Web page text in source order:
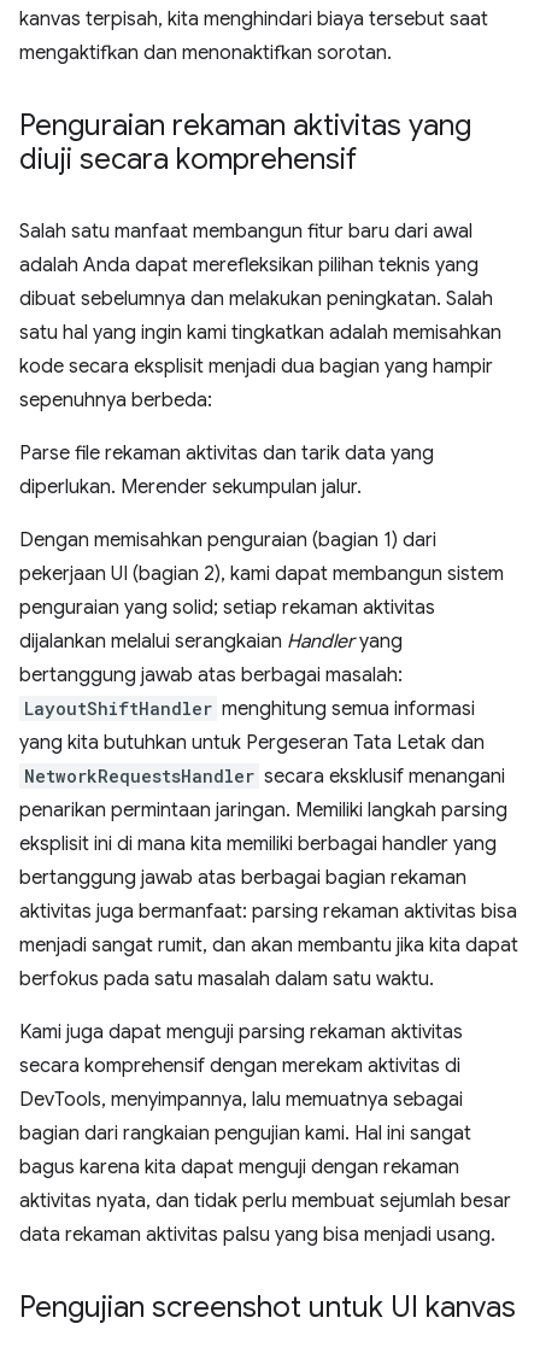
kanvas terpisah, kita menghindari biaya tersebut saat
mengaktifkan dan menonaktifkan sorotan.
Penguraian rekaman aktivitas yang
diuji secara komprehensif
Salah satu manfaat membangun fitur baru dari awal
adalah Anda dapat merefleksikan pilihan teknis yang
dibuat sebelumnya dan melakukan peningkatan. Salah
satu hal yang ingin kami tingkatkan adalah memisahkan
kode secara eksplisit menjadi dua bagian yang hampir
sepenuhnya berbeda:
Parse file rekaman aktivitas dan tarik data yang
diperlukan. Merender sekumpulan jalur.
Dengan memisahkan penguraian (bagian 1) dari
pekerjaan UI (bagian 2), kami dapat membangun sistem
penguraian yang solid; setiap rekaman aktivitas
dijalankan melalui serangkaian Handleryang
bertanggung jawab atas berbagai masalah:
LayoutShiftHandler menghitung semua informasi
yang kita butuhkan untuk Pergeseran Tata Letak dan
NetworkRequestsHandler secara eksklusif menangani
penarikan permintaan jaringan. Memiliki langkah parsing
eksplisit ini di mana kita memiliki berbagai handler yang
bertanggung jawab atas berbagai bagian rekaman
aktivitas juga bermanfaat: parsing rekaman aktivitas bisa
menjadi sangat rumit, dan akan membantu jika kita dapat
berfokus pada satu masalah dalam satu waktu.
Kami juga dapat menguji parsing rekaman aktivitas
secara komprehensif dengan merekam aktivitas di
DevTools, menyimpannya, lalu memuatnya sebagai
bagian dari rangkaian pengujian kami. Hal ini sangat
bagus karena kita dapat menguji dengan rekaman
aktivitas nyata, dan tidak perlu membuat sejumlah besar
data rekaman aktivitas palsu yang bisa menjadi usang.
Pengujian screenshot untuk UI kanvas